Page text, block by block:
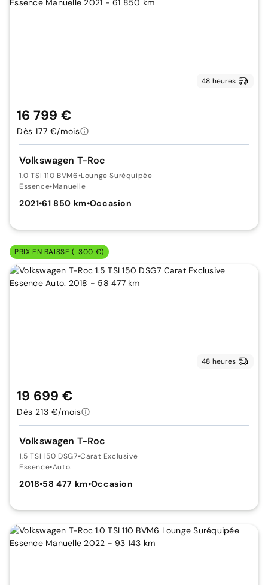
48 heures
Volkswagen T-Roc
1.0 TSI 110 BVM6•Lounge Suréquipée
Essence•Manuelle
2021•61 850 km•Occasion
16 799 €
Dès 177 €/mois
PRIX EN BAISSE (-300 €)
48 heures
Volkswagen T-Roc
1.5 TSI 150 DSG7•Carat Exclusive
Essence•Auto.
2018•58 477 km•Occasion
19 699 €
Dès 213 €/mois